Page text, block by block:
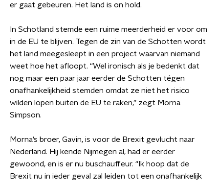
er gaat gebeuren. Het land is on hold.
In Schotland stemde een ruime meerderheid er voor om
in de EU te blijven. Tegen de zin van de Schotten wordt
het land meegesleept in een project waarvan niemand
weet hoe het afloopt. “Wel ironisch als je bedenkt dat
nog maar een paar jaar eerder de Schotten tégen
onafhankelijkheid stemden omdat ze niet het risico
wilden lopen buiten de EU te raken,” zegt Morna
Simpson.
Morna’s broer, Gavin, is voor de Brexit gevlucht naar
Nederland. Hij kende Nijmegen al, had er eerder
gewoond, en is er nu buschauffeur. “Ik hoop dat de
Brexit nu in ieder geval zal leiden tot een onafhankelijk